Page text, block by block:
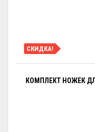
СКИДКА!
КОМПЛЕКТ НОЖЕК